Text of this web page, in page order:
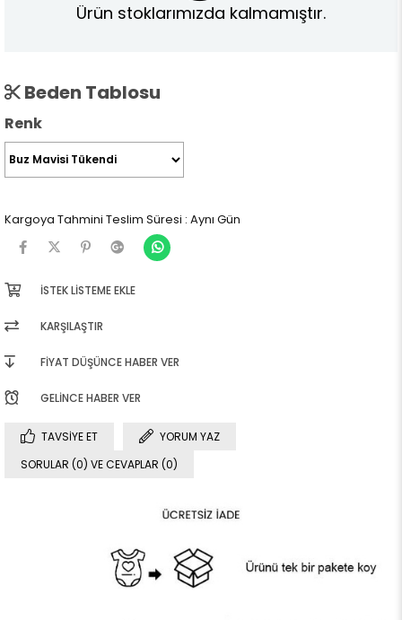
Ürün stoklarımızda kalmamıştır.
Beden Tablosu
Renk
Kargoya Tahmini Teslim Süresi : Aynı Gün
İSTEK LISTEME EKLE
KARŞILAŞTIR
FIYAT DÜŞÜNCE HABER VER
GELINCE HABER VER
TAVSIYE ET
YORUM YAZ
SORULAR (0) VE CEVAPLAR (0)